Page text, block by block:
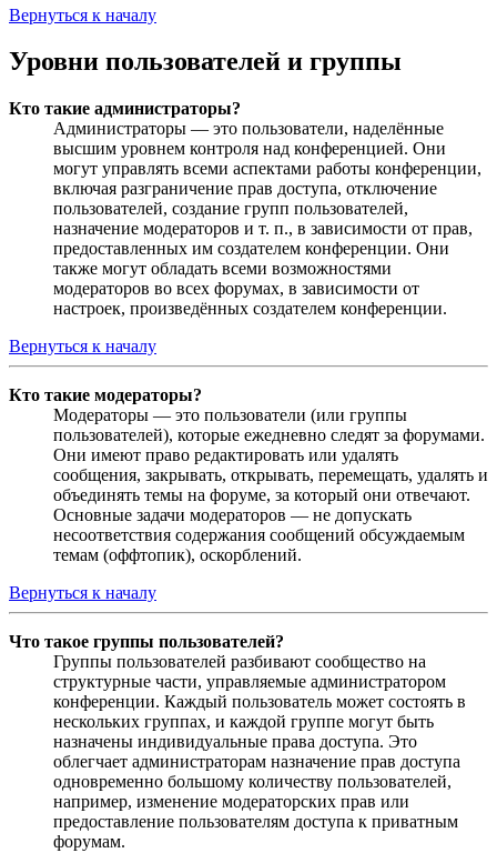
Вернуться к началу
Уровни пользователей и группы
Кто такие администраторы?
Администраторы — это пользователи, наделённые
высшим уровнем контроля над конференцией. Они
могут управлять всеми аспектами работы конференции,
включая разграничение прав доступа, отключение
пользователей, создание групп пользователей,
назначение модераторов и т. п., в зависимости от прав,
предоставленных им создателем конференции. Они
также могут обладать всеми возможностями
модераторов во всех форумах, в зависимости от
настроек, произведённых создателем конференции.
Вернуться к началу
Кто такие модераторы?
Модераторы — это пользователи (или группы
пользователей), которые ежедневно следят за форумами.
Они имеют право редактировать или удалять
сообщения, закрывать, открывать, перемещать, удалять и
объединять темы на форуме, за который они отвечают.
Основные задачи модераторов — не допускать
несоответствия содержания сообщений обсуждаемым
темам (оффтопик), оскорблений.
Вернуться к началу
Что такое группы пользователей?
Группы пользователей разбивают сообщество на
структурные части, управляемые администратором
конференции. Каждый пользователь может состоять в
нескольких группах, и каждой группе могут быть
назначены индивидуальные права доступа. Это
облегчает администраторам назначение прав доступа
одновременно большому количеству пользователей,
например, изменение модераторских прав или
предоставление пользователям доступа к приватным
форумам.